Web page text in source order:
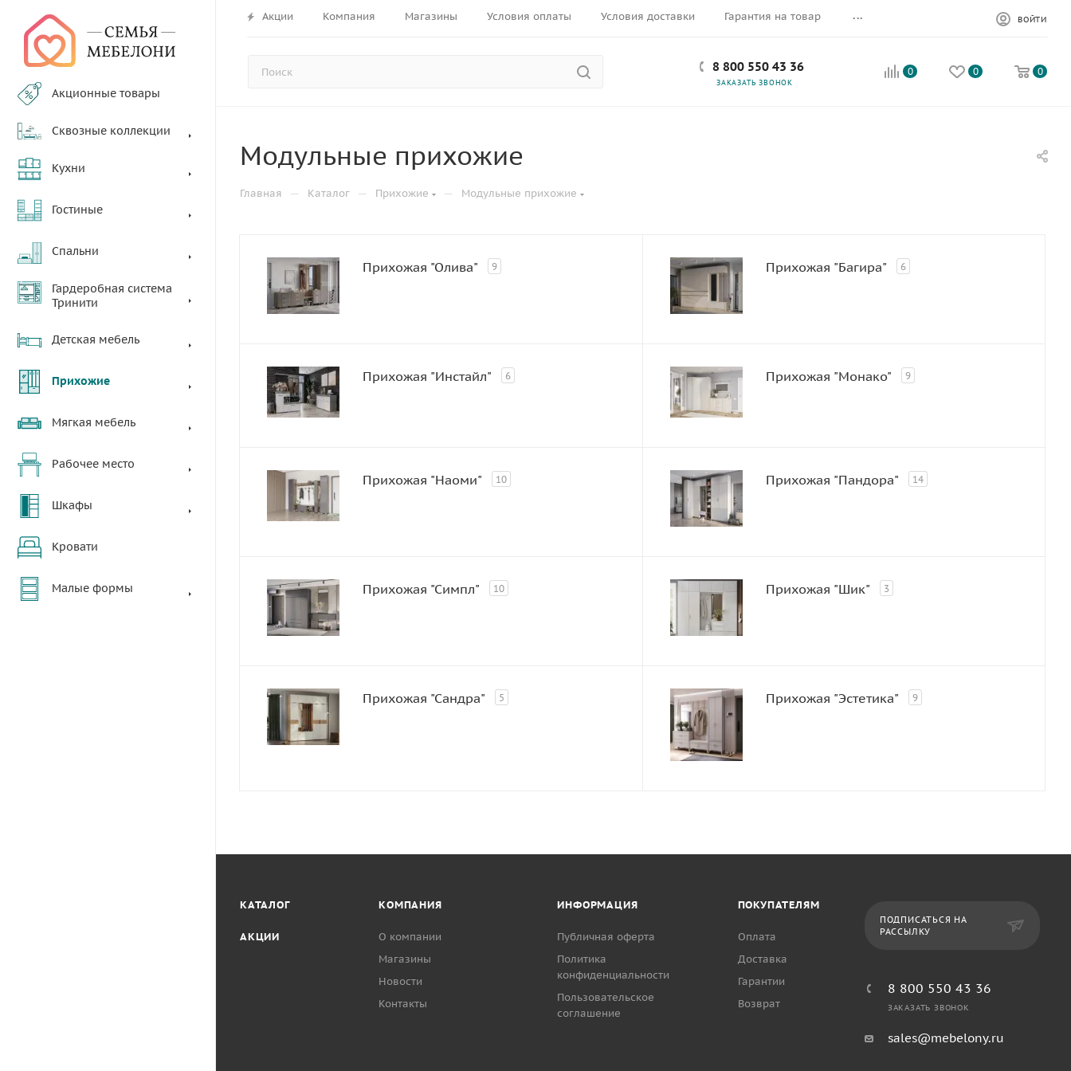
Акции Компания Магазины Условия оплаты Условия доставки Гарантия на товар ... ВОЙТИ
8 800 550 43 36
ЗАКАЗАТЬ ЗВОНОК
0 0 0
Акционные товары
Сквозные коллекции
Кухни
Гостиные
Спальни
Гардеробная система
Тринити
Детская мебель
Прихожие
Мягкая мебель
Рабочее место
Шкафы
Кровати
Малые формы
Модульные прихожие
Главная — Каталог — Прихожие — Модульные прихожие
Прихожая "Олива" 9 Прихожая "Багира" 6
Прихожая "Инстайл" 6 Прихожая "Монако" 9
Прихожая "Наоми" 10 Прихожая "Пандора" 14
Прихожая "Симпл" 10 Прихожая "Шик" 3
Прихожая "Сандра" 5 Прихожая "Эстетика" 9
КАТАЛОГ
АКЦИИ
КОМПАНИЯ
О компании
Магазины
Новости
Контакты
ИНФОРМАЦИЯ
Публичная оферта
Политика
конфиденциальности
Пользовательское
соглашение
ПОКУПАТЕЛЯМ
Оплата
Доставка
Гарантии
Возврат
ПОДПИСАТЬСЯ НА
РАССЫЛКУ
8 800 550 43 36
ЗАКАЗАТЬ ЗВОНОК
sales@mebelony.ru